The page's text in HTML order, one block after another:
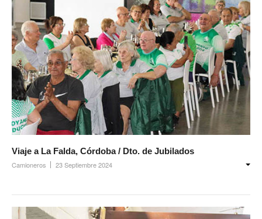
Ramas por actividad
Camioneros solidarios
Galería de Delegaciones y Seccionales
Galería de videos
Videos de prevención
Noticias de Delegaciones y Seccionales
Memoria histórica
Novedades
Viaje a La Falda, Córdoba / Dto. de Jubilados
Camioneros 23 Septiembre 2024